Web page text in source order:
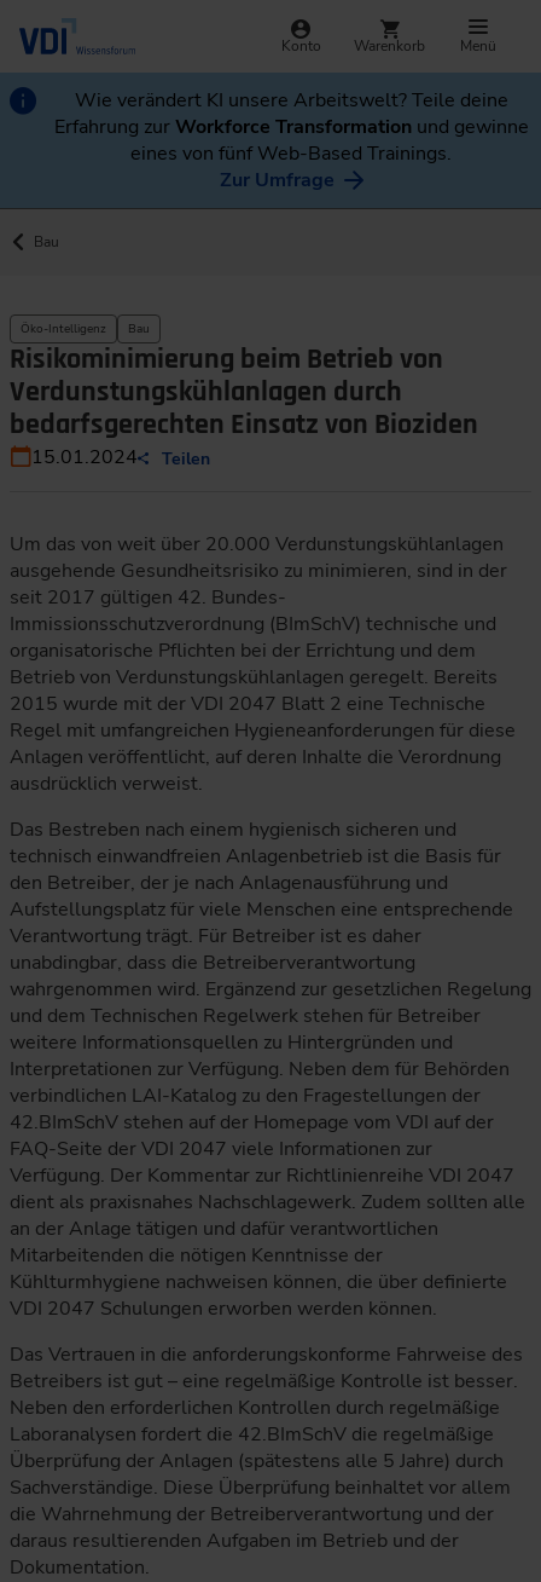
Konto Warenkorb Menü
Wie verändert KI unsere Arbeitswelt? Teile deine
Erfahrung zurWorkforce Transformation und gewinne
eines von fünf Web-Based Trainings.
Zur Umfrage
Bau
Öko-Intelligenz Bau
Risikominimierung beim Betrieb von
Verdunstungskühlanlagen durch
bedarfsgerechten Einsatz von Bioziden
15.01.2024 Teilen
Um das von weit über 20.000 Verdunstungskühlanlagen
ausgehende Gesundheitsrisiko zu minimieren, sind in der
seit 2017 gültigen 42. Bundes-
Immissionsschutzverordnung (BImSchV) technische und
organisatorische Pflichten bei der Errichtung und dem
Betrieb von Verdunstungskühlanlagen geregelt. Bereits
2015 wurde mit der VDI 2047 Blatt 2 eine Technische
Regel mit umfangreichen Hygieneanforderungen für diese
Anlagen veröffentlicht, auf deren Inhalte die Verordnung
ausdrücklich verweist.
Das Bestreben nach einem hygienisch sicheren und
technisch einwandfreien Anlagenbetrieb ist die Basis für
den Betreiber, der je nach Anlagenausführung und
Aufstellungsplatz für viele Menschen eine entsprechende
Verantwortung trägt. Für Betreiber ist es daher
unabdingbar, dass die Betreiberverantwortung
wahrgenommen wird. Ergänzend zur gesetzlichen Regelung
und dem Technischen Regelwerk stehen für Betreiber
weitere Informationsquellen zu Hintergründen und
Interpretationen zur Verfügung. Neben dem für Behörden
verbindlichen LAI-Katalog zu den Fragestellungen der
42.BImSchV stehen auf der Homepage vom VDI auf der
FAQ-Seite der VDI 2047 viele Informationen zur
Verfügung. Der Kommentar zur Richtlinienreihe VDI 2047
dient als praxisnahes Nachschlagewerk. Zudem sollten alle
an der Anlage tätigen und dafür verantwortlichen
Mitarbeitenden die nötigen Kenntnisse der
Kühlturmhygiene nachweisen können, die über definierte
VDI 2047 Schulungen erworben werden können.
Das Vertrauen in die anforderungskonforme Fahrweise des
Betreibers ist gut – eine regelmäßige Kontrolle ist besser.
Neben den erforderlichen Kontrollen durch regelmäßige
Laboranalysen fordert die 42.BImSchV die regelmäßige
Überprüfung der Anlagen (spätestens alle 5 Jahre) durch
Sachverständige. Diese Überprüfung beinhaltet vor allem
die Wahrnehmung der Betreiberverantwortung und der
daraus resultierenden Aufgaben im Betrieb und der
Dokumentation.